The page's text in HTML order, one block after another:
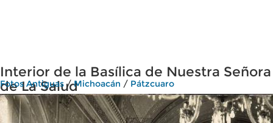
Interior de la Basílica de Nuestra Señora
de La Salud
Fotos Antiguas /Michoacán / Pátzcuaro